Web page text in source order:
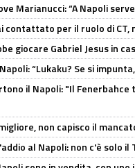
Marianucci: “A Napoli
contattato per il ruolo di CT,
giocare Gabriel Jesus in
“Lukaku? Se si
il Napoli: "Il
non capisco il
al Napoli: non c'è solo il